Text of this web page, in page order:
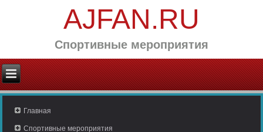
AJFAN.RU
Спортивные мероприятия
Главная
Спортивные мероприятия